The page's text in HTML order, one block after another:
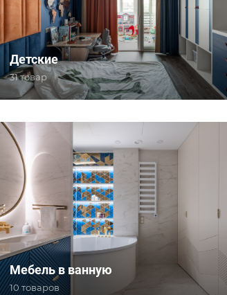
Детские
31 товар
Мебель в ванную
10 товаров